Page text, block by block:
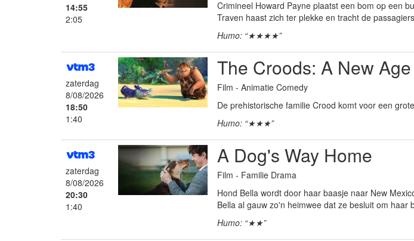
14:55
2:05
Crimineel Howard Payne plaatst een bom op een
Traven haast zich ter plekke en tracht de
Humo: “★★★★”
zaterdag
8/08/2026
18:50
1:40
The Croods: A New Age
Film - Animatie Comedy
De prehistorische familie Crood komt voor een
Humo: “★★★”
zaterdag
8/08/2026
20:30
1:40
A Dog's Way Home
Film - Familie Drama
Hond Bella wordt door haar baasje naar New
Bella al gauw zo'n heimwee dat ze besluit om haar
Humo: “★★”